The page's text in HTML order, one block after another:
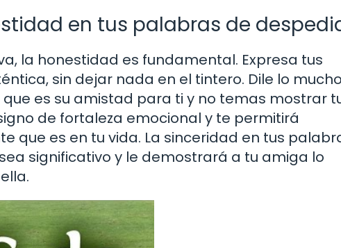
en tus palabras de
la honestidad es fundamental. Expresa tus
sin dejar nada en el tintero. Dile lo
es su amistad para ti y no temas mostrar
de fortaleza emocional y te permitirá
que es en tu vida. La sinceridad en tus
significativo y le demostrará a tu amiga lo